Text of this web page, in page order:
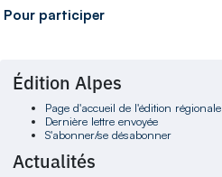
Pour participer
Édition Alpes
Page d'accueil de l'édition régionale
Dernière lettre envoyée
S'abonner/se désabonner
Actualités